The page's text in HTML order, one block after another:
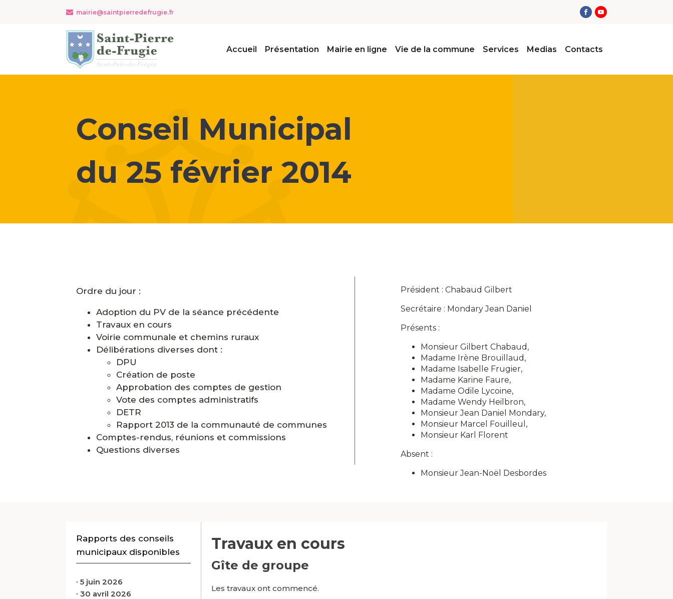
mairie@saintpierredefrugie.fr
Accueil Présentation Mairie en ligne Vie de la commune Services Medias Contacts
Conseil Municipal
du 25 février 2014
Ordre du jour :
Adoption du PV de la séance précédente
Travaux en cours
Voirie communale et chemins ruraux
Délibérations diverses dont :
DPU
Création de poste
Approbation des comptes de gestion
Vote des comptes administratifs
DETR
Rapport 2013 de la communauté de communes
Comptes-rendus, réunions et commissions
Questions diverses
Président : Chabaud Gilbert
Secrétaire : MondaryJean Daniel
Présents :
Monsieur Gilbert Chabaud ,
Madame Irène Brouillaud ,
Madame Isabelle Frugier,
Madame Karine Faure,
Madame Odile Lycoine,
Madame Wendy Heilbron,
Monsieur Jean Daniel Mondary,
Monsieur Marcel Fouilleul ,
Monsieur Karl Florent
Absent :
Monsieur Jean-Noël Desbordes
Rapports des conseils
municipaux disponibles
∙ 5 juin 2026
∙ 30 avril 2026
Travaux en cours
Gîte de groupe
Les travaux ont commencé.